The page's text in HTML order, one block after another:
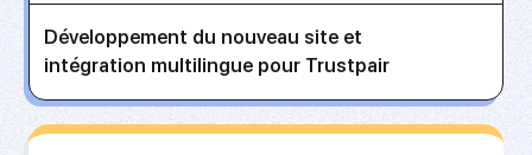
Développement du nouveau site et
intégration multilingue pour Trustpair